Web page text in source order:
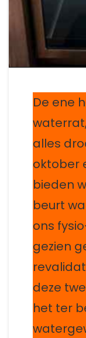
De ene
alles
oktober
bieden
beurt
ons
gezien
deze
het ter